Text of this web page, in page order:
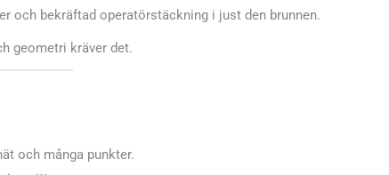
och bekräftad operatörstäckning i just den brunnen.
geometri kräver det.
och många punkter.